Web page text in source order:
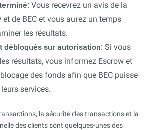
Vous recevrez un avis de la
et de BEC et vous aurez un temps
les résultats.
débloqués sur autorisation: Si vous
résultats, vous informez Escrow et
des fonds afin que BEC puisse
services.
la sécurité des transactions et la
des clients sont quelques-unes des